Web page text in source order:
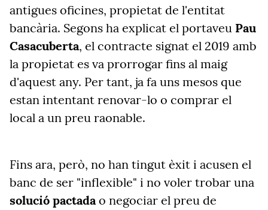
antigues oficines, propietat de l'entitat
bancària. Segons ha explicat el portaveu Pau
Casacuberta, el contracte signat el 2019 amb
la propietat es va prorrogar fins al maig
d'aquest any. Per tant, ja fa uns mesos que
estan intentant renovar-lo o comprar el
local a un preu raonable.
Fins ara, però, no han tingut èxit i acusen el
banc de ser "inflexible" i no voler trobar una
solució pactadao negociar el preu de